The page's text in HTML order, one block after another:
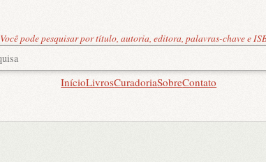
Você pode pesquisar por título, autoria, editora, palavras-chave e
InícioLivrosCuradoriaSobreContato